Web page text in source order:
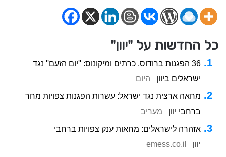
כל החדשות על "יוון"
36 הפגנות ברודוס, כרתים ומיקונוס: ''יום הזעם'' נגד
ישראלים ביוון
היום
מחאה ארצית נגד ישראל: עשרות הפגנות צפויות מחר
ברחבי יוון
מעריב
אזהרה לישראלים: מחאות ענק צפויות ברחבי
יוון
emess.co.il